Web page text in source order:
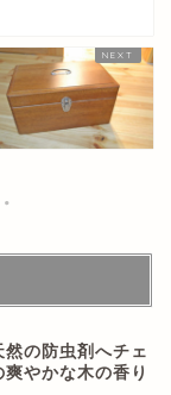
の防虫剤へチェ
やかな木の香り